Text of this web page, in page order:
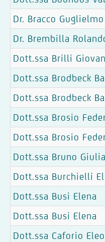
Dr. Bracco Guglielmo
Dr. Brembilla
Dott.ssa Brilli
Dott.ssa Brodbeck
Dott.ssa Brodbeck
Dott.ssa Brosio
Dott.ssa Brosio
Dott.ssa Bruno
Dott.ssa Burchielli
Dott.ssa Busi Elena
Dott.ssa Busi Elena
Dott.ssa Caforio